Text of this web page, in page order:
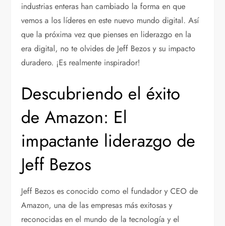
industrias enteras han cambiado la forma en que
vemos a los líderes en este nuevo mundo digital. Así
que la próxima vez que pienses en liderazgo en la
era digital, no te olvides de Jeff Bezos y su impacto
duradero. ¡Es realmente inspirador!
Descubriendo el éxito
de Amazon: El
impactante liderazgo de
Jeff Bezos
Jeff Bezos es conocido como el fundador y CEO de
Amazon, una de las empresas más exitosas y
reconocidas en el mundo de la tecnología y el